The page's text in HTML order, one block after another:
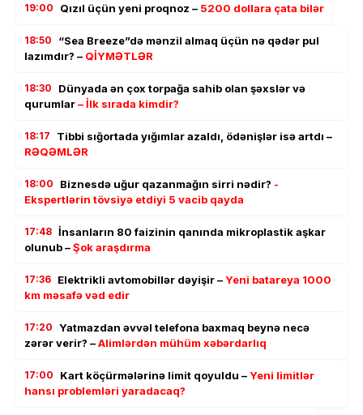
19:00 Qızıl üçün yeni proqnoz – 5200 dollara çata bilər
18:50
“Sea Breeze”də mənzil almaq üçün nə qədər pul
lazımdır? – QİYMƏTLƏR
18:30
Dünyada ən çox torpağa sahib olan şəxslər və
qurumlar– İlk sırada kimdir?
18:17
Tibbi sığortada yığımlar azaldı, ödənişlər isə artdı –
RƏQƏMLƏR
18:00 Biznesdə uğur qazanmağın sirri nədir? -
Ekspertlərin tövsiyə etdiyi 5 vacib qayda
17:48 İnsanların 80 faizinin qanında mikroplastik aşkar
olunub –Şok araşdırma
17:36 Elektrikli avtomobillər dəyişir –Yeni batareya 1000
km məsafə vəd edir
17:20 Yatmazdan əvvəl telefona baxmaq beynə necə
zərər verir? –Alimlərdən mühüm xəbərdarlıq
17:00 Kart köçürmələrinə limit qoyuldu –Yeni limitlər
hansı problemləri yaradacaq?